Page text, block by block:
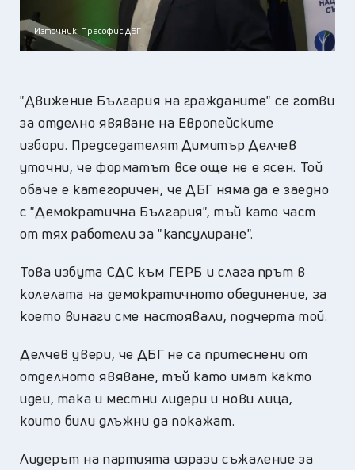
Източник: Пресофис ДБГ
"Движение България на гражданите" се готви
за отделно явяване на Европейските
избори. Председателят Димитър Делчев
уточни, че форматът все още не е ясен. Той
обаче е категоричен, че ДБГ няма да е заедно
с "Демократична България", тъй като част
от тях работели за "капсулиране".
Това избута СДС към ГЕРБ и слага прът в
колелата на демократичното обединение, за
което винаги сме настоявали, подчерта той.
Делчев увери, че ДБГ не са притеснени от
отделното явяване, тъй като имат както
идеи, така и местни лидери и нови лица,
които били длъжни да покажат.
Лидерът на партията изрази съжаление за